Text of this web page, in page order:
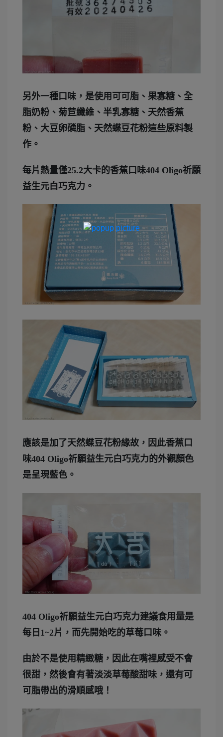
另外一種口味，是使用可可脂、果寡糖、全
脂奶粉、菊苣纖維、半乳寡糖、天然香蕉
粉、大豆卵磷脂、天然蝶豆花粉這些原料製
作。
每片熱量僅25.2大卡的香蕉口味404 Oligo祈願
益生元白巧克力。
應該是加了天然蝶豆花粉緣故，因此香蕉口
味404 Oligo祈願益生元白巧克力的外觀顏色
是呈現藍色。
404 Oligo祈願益生元白巧克力建議食用量是
每日1~2片，而先開始吃的草莓口味。
由於不是使用精緻糖，因此在嘴裡感受不會
很甜，然後會有著淡淡草莓酸甜味，還有可
可脂帶出的滑順感哦！